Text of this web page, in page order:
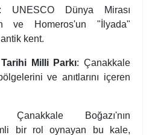
: UNESCO Dünya Mirası
ve Homeros'un "İlyada"
kent.
Milli Parkı: Çanakkale
ve anıtlarını içeren
Boğazı'nın
bir rol oynayan bu kale,